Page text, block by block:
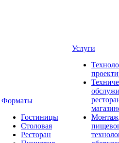
Форматы
Гостиницы
Столовая
Ресторан
Услуги
Монтаж